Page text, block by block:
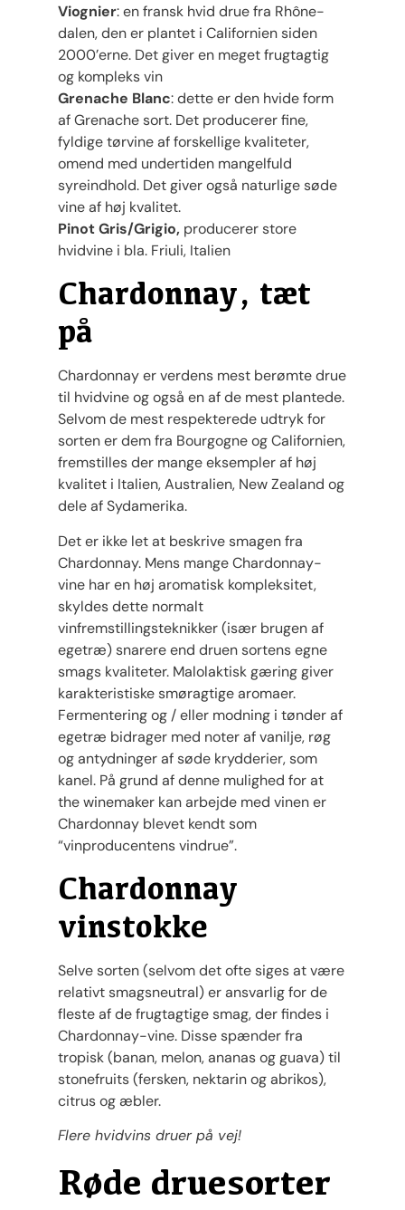
Viognier: en fransk hvid drue fra Rhône-
dalen, den er plantet i Californien siden
2000’erne. Det giver en meget frugtagtig
og kompleks vin
Grenache Blanc: dette er den hvide form
af Grenache sort. Det producerer fine,
fyldige tørvine af forskellige kvaliteter,
omend med undertiden mangelfuld
syreindhold. Det giver også naturlige søde
vine af høj kvalitet.
Pinot Gris/Grigio, producerer store
hvidvine i bla. Friuli, Italien
Chardonnay, tæt
på
Chardonnay er verdens mest berømte drue
til hvidvine og også en af ​​de mest plantede.
Selvom de mest respekterede udtryk for
sorten er dem fra Bourgogne og Californien,
fremstilles der mange eksempler af høj
kvalitet i Italien, Australien, New Zealand og
dele af Sydamerika.
Det er ikke let at beskrive smagen fra
Chardonnay. Mens mange Chardonnay-
vine har en høj aromatisk kompleksitet,
skyldes dette normalt
vinfremstillingsteknikker (især brugen af ​​
egetræ) snarere end druen sortens egne
smags kvaliteter. Malolaktisk gæring giver
karakteristiske smøragtige aromaer.
Fermentering og / eller modning i tønder af
egetræ bidrager med noter af vanilje, røg
og antydninger af søde krydderier, som
kanel. På grund af denne mulighed for at
the winemaker kan arbejde med vinen er
Chardonnay blevet kendt som
“vinproducentens vindrue”.
Chardonnay
vinstokke
Selve sorten (selvom det ofte siges at være
relativt smagsneutral) er ansvarlig for de
fleste af de frugtagtige smag, der findes i
Chardonnay-vine. Disse spænder fra
tropisk (banan, melon, ananas og guava) til
stonefruits (fersken, nektarin og abrikos),
citrus og æbler.
Flere hvidvins druer på vej!
Røde druesorter